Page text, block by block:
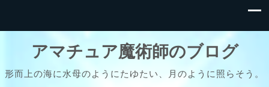
アマチュア魔術師のブログ
形而上の海に水母のようにたゆたい、月のように照らそう。